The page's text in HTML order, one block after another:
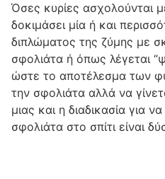
Όσες κυρίες ασχολούνται
δοκιμάσει μία ή και
διπλώματος της ζύμης με
σφολιάτα ή όπως λέγεται
ώστε το αποτέλεσμα των
την σφολιάτα αλλά να
μιας και η διαδικασία για
σφολιάτα στο σπίτι είναι